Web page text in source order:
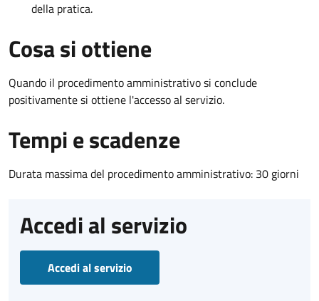
della pratica.
Cosa si ottiene
Quando il procedimento amministrativo si conclude
positivamente si ottiene l'accesso al servizio.
Tempi e scadenze
Durata massima del procedimento amministrativo: 30 giorni
Accedi al servizio
Accedi al servizio